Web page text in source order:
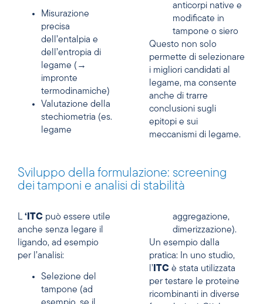
Misurazione
precisa
dell’entalpia e
dell’entropia di
legame (→
impronte
termodinamiche)
Valutazione della
stechiometria (es.
legame
anticorpi native e
modificate in
tampone o siero
Questo non solo
permette di selezionare
i migliori candidati al
legame, ma consente
anche di trarre
conclusioni sugli
epitopi e sui
meccanismi di legame.
Sviluppo della formulazione: screening
dei tamponi e analisi di stabilità
L ‘ITC può essere utile
anche senza legare il
ligando, ad esempio
per l’analisi:
Selezione del
tampone (ad
aggregazione,
dimerizzazione).
Un esempio dalla
pratica: In uno studio,
l’ ITC è stata utilizzata
per testare le proteine
ricombinanti in diverse